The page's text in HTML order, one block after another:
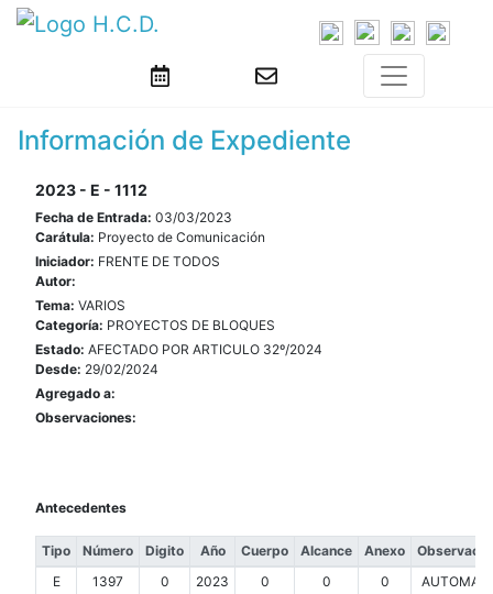
Información de Expediente
2023 - E - 1112
Fecha de Entrada: 03/03/2023
Carátula: Proyecto de Comunicación
Iniciador: FRENTE DE TODOS
Autor:
Tema: VARIOS
Categoría: PROYECTOS DE BLOQUES
Estado: AFECTADO POR ARTICULO 32º/2024
Desde: 29/02/2024
Agregado a:
Observaciones:
Antecedentes
Tipo Número Digito Año Cuerpo Alcance Anexo
E
1397 0 2023 0 0 0